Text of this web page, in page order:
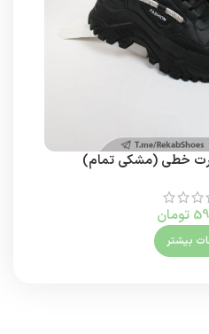
خطی (مشکی تمام)
تومان
بیشتر